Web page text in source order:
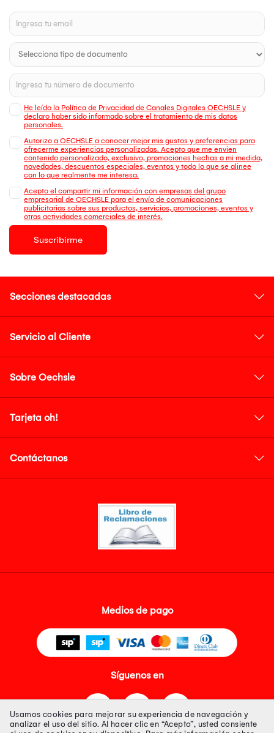
He leído la Política de Privacidad de Canales Digitales OECHSLE y
declaro haber sido informado sobre el tratamiento de mis datos
personales.
Autorizo a OECHSLE a conocer mejor mis gustos y preferencias para
ofrecerme experiencias personalizadas. Acepto que me envien
contenido personalizado, exclusivo, promociones hechas a mi medida,
novedades, descuentos especiales, eventos y todo lo que se alinee
con lo que realmente me interesa.
Acepto el compartir mi información con empresas del grupo
empresarial de OECHSLE para el envío de comunicaciones
publicitarias sobre sus productos, servicios, promociones, eventos y
otras actividades comerciales de interés.
Suscribirme
Secciones destacadas
Servicio al Cliente
Sobre Oechsle
Tarjeta oh!
Contáctanos
Medios de pago
Síguenos en
Usamos cookies para mejorar su experiencia de navegación y
analizar el uso del sitio. Al hacer clic en “Acepto”, usted consiente